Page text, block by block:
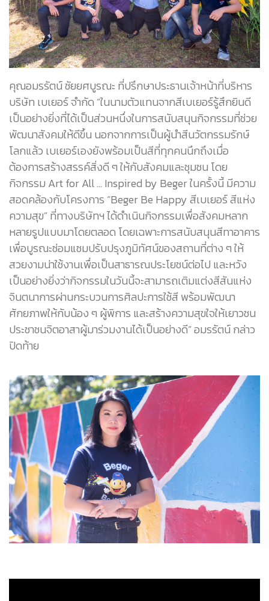
คุณอมรรัตน์ ชัยยศบูรณะ ที่ปรึกษาประธานเจ้าหน้าที่บริหาร
บริษัท เบเยอร์ จำกัด “ในนามตัวแทนจากสีเบเยอร์รู้สึกยินดี
เป็นอย่างยิ่งที่ได้เป็นส่วนหนึ่งในการสนับสนุนกิจกรรมที่ช่วย
พัฒนาสังคมให้ดีขึ้น นอกจากการเป็นผู้นำสีนวัตกรรมรักษ์
โลกแล้ว เบเยอร์เองยังพร้อมเป็นสีที่ทุกคนนึกถึงเมื่อ
ต้องการสร้างสรรค์สิ่งดี ๆ ให้กับสังคมและชุมชน โดย
กิจกรรม Art for All … Inspired by Beger ในครั้งนี้ มีความ
สอดคล้องกับโครงการ “Beger Be Happy สีเบเยอร์ สีแห่ง
ความสุข” ที่ทางบริษัทฯ ได้ดำเนินกิจกรรมเพื่อสังคมหลาก
หลายรูปแบบมาโดยตลอด โดยเฉพาะการสนับสนุนสีทาอาคาร
เพื่อบูรณะซ่อมแซมปรับปรุงภูมิทัศน์ของสถานที่ต่าง ๆ ให้
สวยงามน่าใช้งานเพื่อเป็นสาธารณประโยชน์ต่อไป และหวัง
เป็นอย่างยิ่งว่ากิจกรรมในวันนี้จะสามารถเติมแต่งสีสันแห่ง
จินตนาการผ่านกระบวนการศิลปะการใช้สี พร้อมพัฒนา
ศักยภาพให้กับน้อง ๆ ผู้พิการ และสร้างความสุขใจให้เยาวชน
ประชาชนจิตอาสาผู้มาร่วมงานได้เป็นอย่างดี” อมรรัตน์ กล่าว
ปิดท้าย